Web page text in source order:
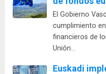
El Gobierno
cumplimiento
financieros de
Unión…
Euskadi